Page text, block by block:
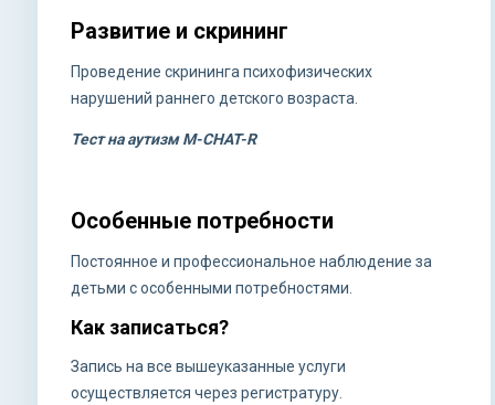
Развитие и скрининг
Проведение скрининга психофизических
нарушений раннего детского возраста.
Тест на аутизм M-CHAT-R
Особенные потребности
Постоянное и профессиональное наблюдение за
детьми с особенными потребностями.
Как записаться?
Запись на все вышеуказанные услуги
осуществляется через регистратуру.